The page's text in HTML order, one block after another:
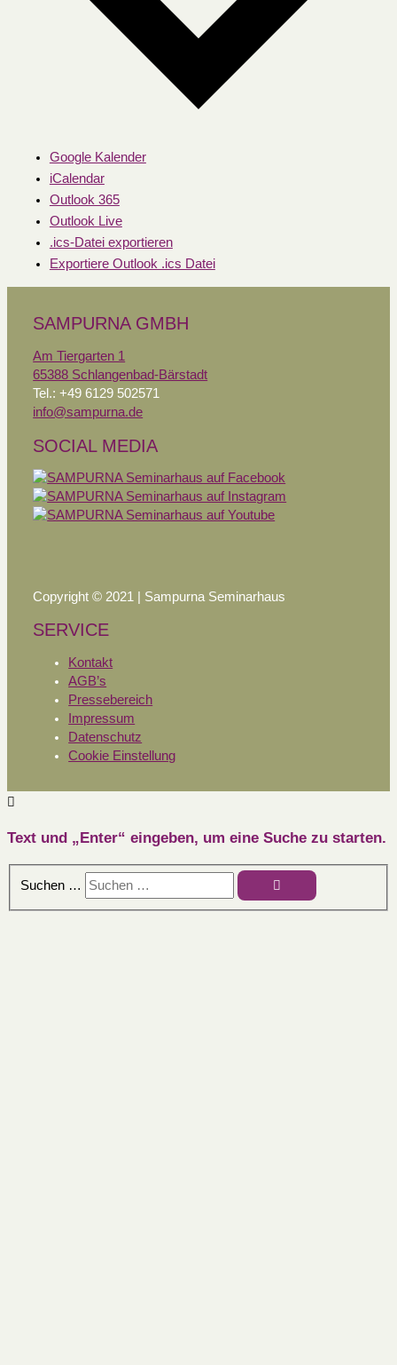
Google Kalender
iCalendar
Outlook 365
Outlook Live
.ics-Datei exportieren
Exportiere Outlook .ics Datei
SAMPURNA GMBH
Am Tiergarten 1
65388 Schlangenbad-Bärstadt
Tel.: +49 6129 502571
info@sampurna.de
SOCIAL MEDIA
Copyright © 2021 | Sampurna Seminarhaus
SERVICE
Kontakt
AGB’s
Pressebereich
Impressum
Datenschutz
Cookie Einstellung
Text und „Enter“ eingeben, um eine Suche zu starten.
Suchen …